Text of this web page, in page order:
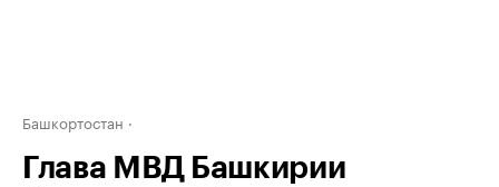
Башкортостан
Глава МВД Башкирии